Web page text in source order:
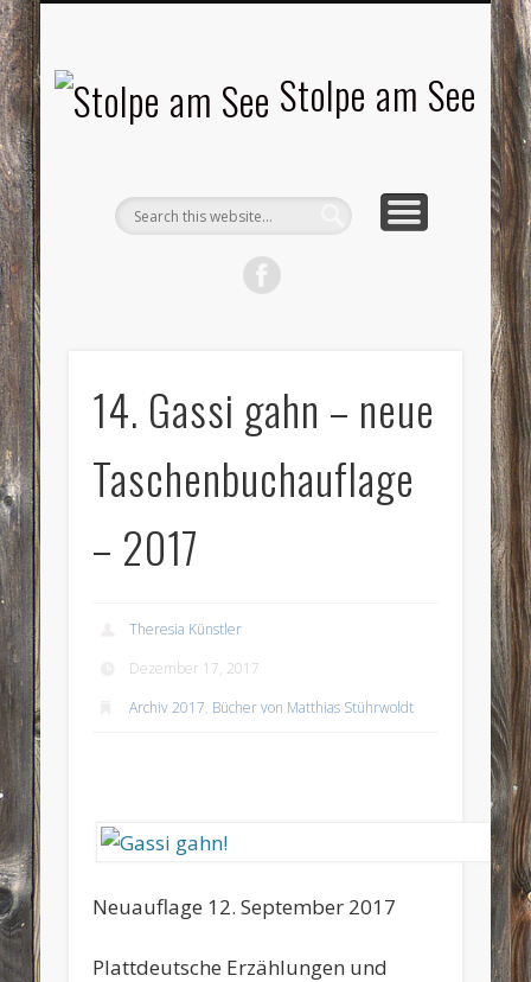
Stolpe am See
14. Gassi gahn – neue
Taschenbuchauflage
– 2017
Theresia Künstler
Dezember 17, 2017
Archiv 2017, Bücher von Matthias Stührwoldt
Neuauflage 12. September 2017
Plattdeutsche Erzählungen und